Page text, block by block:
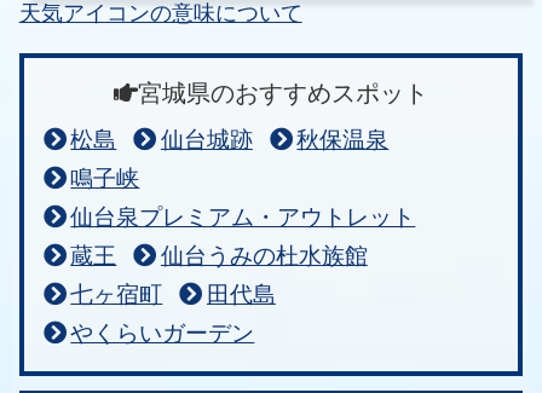
天気アイコンの意味について
宮城県のおすすめスポット
松島 仙台城跡
秋保温泉
鳴子峡
仙台泉プレミアム・アウトレット
蔵王
仙台うみの杜水族館
七ヶ宿町
田代島
やくらいガーデン